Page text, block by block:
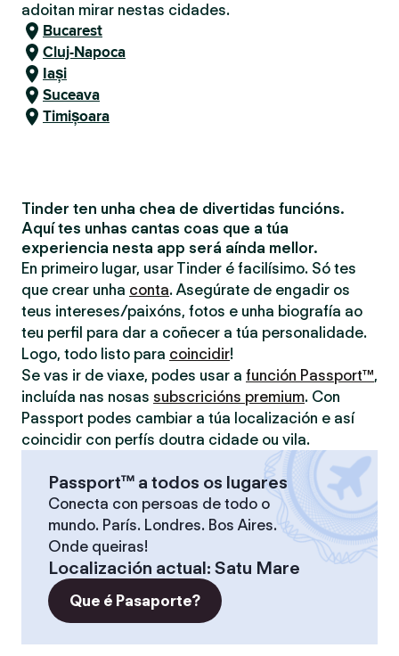
adoitan mirar nestas cidades.
Bucarest
Cluj-Napoca
Iași
Suceava
Timișoara
Tinder ten unha chea de divertidas funcións.
Aquí tes unhas cantas coas que a túa
experiencia nesta app será aínda mellor.
En primeiro lugar, usar Tinder é facilísimo. Só tes
que crear unha conta. Asegúrate de engadir os
teus intereses/paixóns, fotos e unha biografía ao
teu perfil para dar a coñecer a túa personalidade.
Logo, todo listo para coincidir!
Se vas ir de viaxe, podes usar a función Passport™,
incluída nas nosas subscricións premium. Con
Passport podes cambiar a túa localización e así
coincidir con perfís doutra cidade ou vila.
Passport™ a todos os lugares
Conecta con persoas de todo o
mundo. París. Londres. Bos Aires.
Onde queiras!
Localización actual: Satu Mare
Que é Pasaporte?